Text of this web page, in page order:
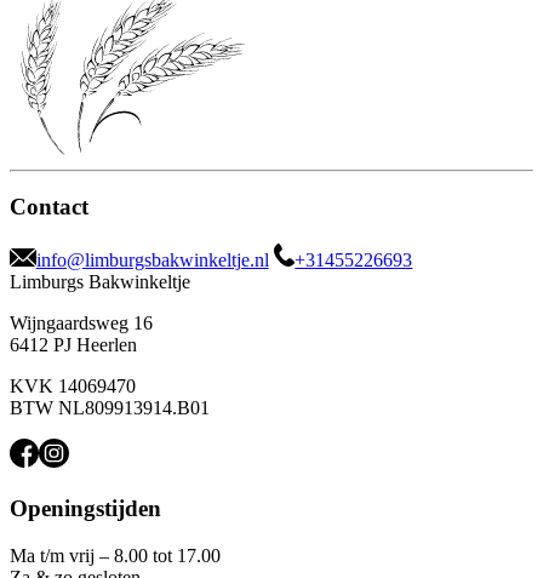
Contact
info@limburgsbakwinkeltje.nl
+31455226693
Limburgs Bakwinkeltje
Wijngaardsweg 16
6412 PJ Heerlen
KVK 14069470
BTW NL809913914.B01
Openingstijden
Ma t/m vrij – 8.00 tot 17.00